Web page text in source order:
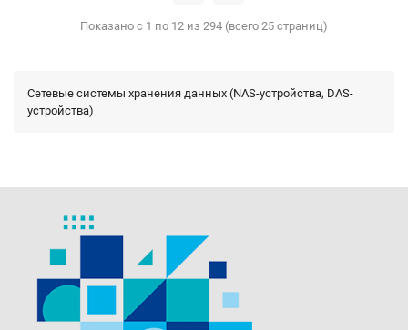
Показано с 1 по 12 из 294 (всего 25 страниц)
Сетевые системы хранения данных (NAS-устройства, DAS-
устройства)